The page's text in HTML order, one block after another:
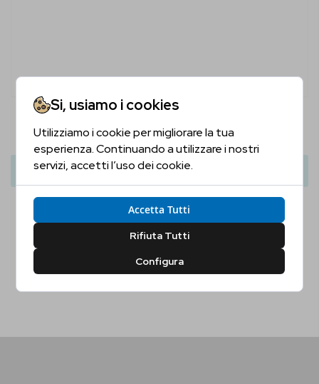
39,90 € 45,00 €
Aggiungi Al Carrello
Si, usiamo i cookies
Utilizziamo i cookie per migliorare la tua
esperienza. Continuando a utilizzare i nostri
servizi, accetti l’uso dei cookie.
Accetta Tutti
Rifiuta Tutti
Configura
Sei Maggiorenne?
Sì, Confermo No, Non Confermo